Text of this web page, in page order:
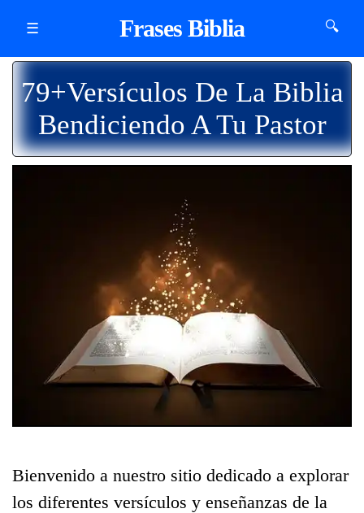
☰ Frases Biblia 🔍
79+Versículos De La Biblia
Bendiciendo A Tu Pastor
Bienvenido a nuestro sitio dedicado a explorar
los diferentes versículos y enseñanzas de la